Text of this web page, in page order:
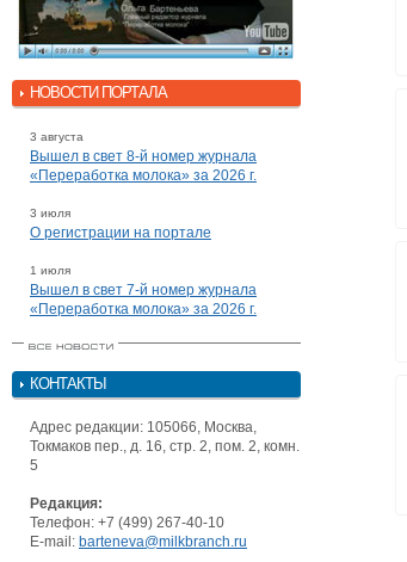
НОВОСТИ ПОРТАЛА
3 августа
Вышел в свет 8-й номер журнала
«Переработка молока» за 2026 г.
3 июля
О регистрации на портале
1 июля
Вышел в свет 7-й номер журнала
«Переработка молока» за 2026 г.
КОНТАКТЫ
Адрес редакции: 105066, Москва,
Токмаков пер., д. 16, стр. 2, пом. 2, комн.
5
Редакция:
Телефон: +7 (499) 267-40-10
E-mail: barteneva@milkbranch.ru